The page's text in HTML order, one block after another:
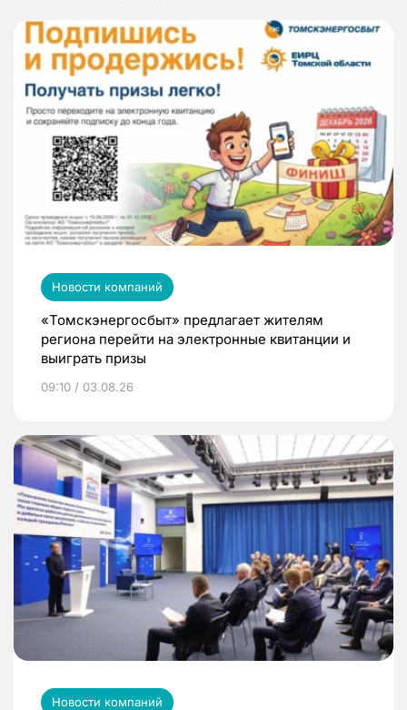
Новости компаний
«Томскэнергосбыт» предлагает жителям
региона перейти на электронные квитанции и
выиграть призы
09:10 / 03.08.26
Новости компаний